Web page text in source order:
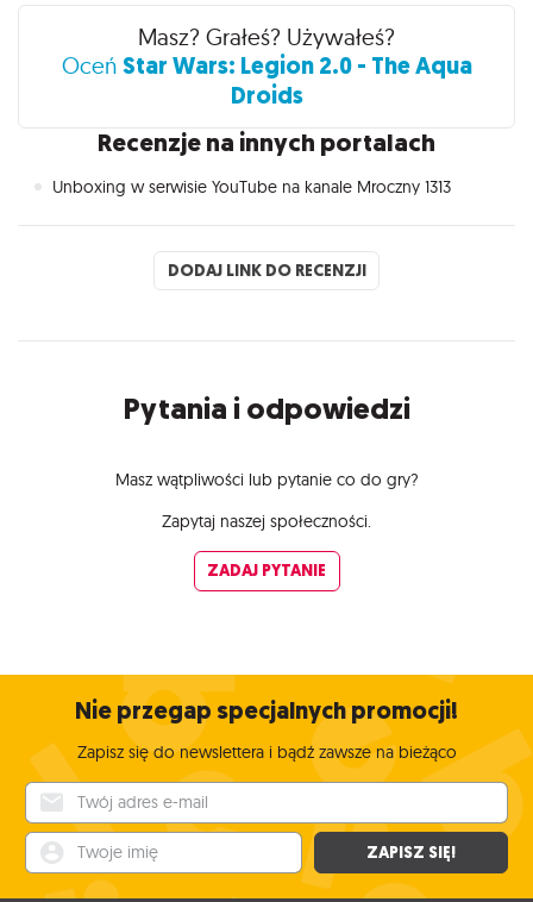
Recenzje
Masz? Grałeś? Używałeś?
Oceń Star Wars: Legion 2.0 - The Aqua
Droids
Recenzje na innych portalach
Unboxing w serwisie YouTube na kanale Mroczny 1313
DODAJ LINK DO RECENZJI
Pytania i odpowiedzi
Masz wątpliwości lub pytanie co do gry?
Zapytaj naszej społeczności.
ZADAJ PYTANIE
Nie przegap specjalnych promocji!
Zapisz się do newslettera i bądź zawsze na bieżąco
ZAPISZ SIĘ!